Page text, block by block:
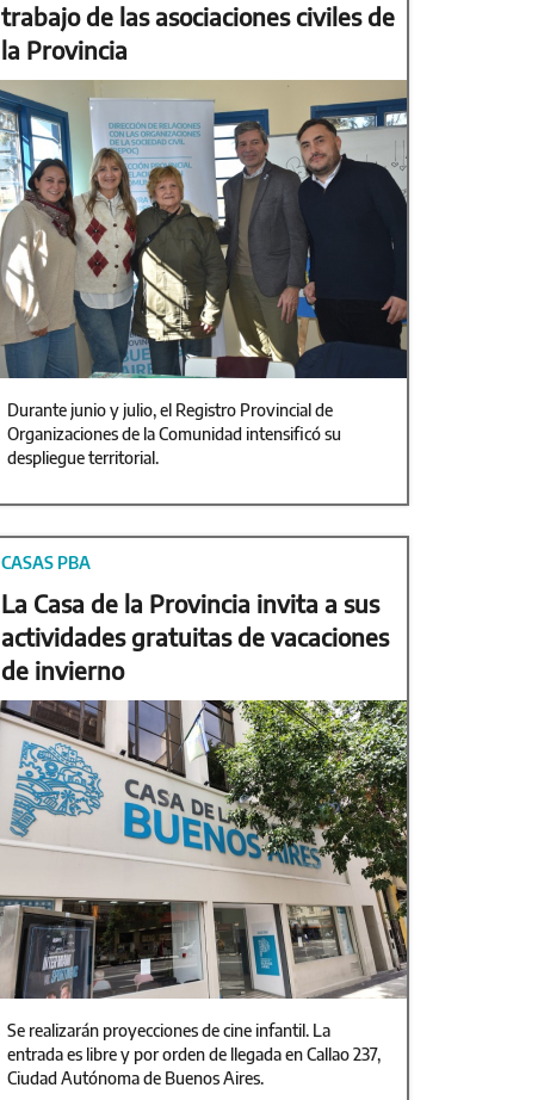
trabajo de las asociaciones civiles de
la Provincia
Durante junio y julio, el Registro Provincial de
Organizaciones de la Comunidad intensificó su
despliegue territorial.
CASAS PBA
La Casa de la Provincia invita a sus
actividades gratuitas de vacaciones
de invierno
Se realizarán proyecciones de cine infantil. La
entrada es libre y por orden de llegada en Callao 237,
Ciudad Autónoma de Buenos Aires.